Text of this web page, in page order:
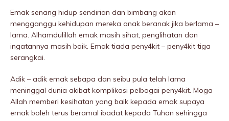
Emak senang hidup sendirian dan bimbang akan
mengganggu kehidupan mereka anak beranak jika berlama –
lama. Alhamdulillah emak masih sihat, penglihatan dan
ingatannya masih baik. Emak tiada peny4kit – peny4kit tiga
serangkai.
Adik – adik emak sebapa dan seibu pula telah lama
meninggaI dunia akibat komplikasi pelbagai peny4kit. Moga
Allah memberi kesihatan yang baik kepada emak supaya
emak boleh terus beramal ibadat kepada Tuhan sehingga